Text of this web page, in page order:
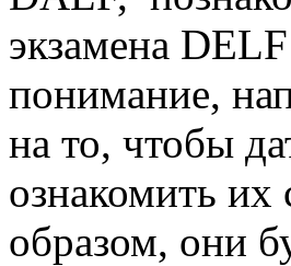
экзамена
понимание,
на то, чтобы
ознакомить
образом, они